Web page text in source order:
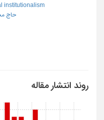
institutionalism
حاج
روند انتشار مقاله